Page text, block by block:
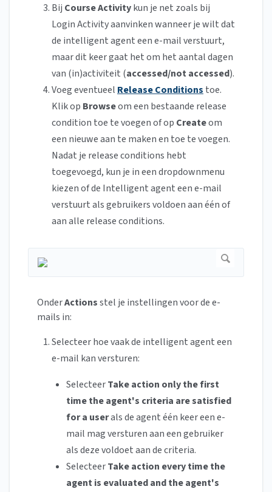
Bij Course Activitykun je net zoals bij
Login Activity aanvinken wanneer je wilt dat
de intelligent agent een e-mail verstuurt,
maar dit keer gaat het om het aantal dagen
van (in)activiteit (accessed/not accessed).
Voeg eventueel Release Conditions toe.
Klik op Browseom een bestaande release
condition toe te voegen of op Createom
een nieuwe aan te maken en toe te voegen.
Nadat je release conditions hebt
toegevoegd, kun je in een dropdownmenu
kiezen of de Intelligent agent een e-mail
verstuurt als gebruikers voldoen aan één of
aan alle release conditions.
OnderActionsstel je instellingen voor de e-
mails in:
Selecteer hoe vaak de intelligent agent een
e-mail kan versturen:
SelecteerTake action only the first
time the agent's criteria are satisfied
for a userals de agent één keer een e-
mail mag versturen aan een gebruiker
als deze voldoet aan de criteria.
SelecteerTake action every time the
agent is evaluated and the agent's